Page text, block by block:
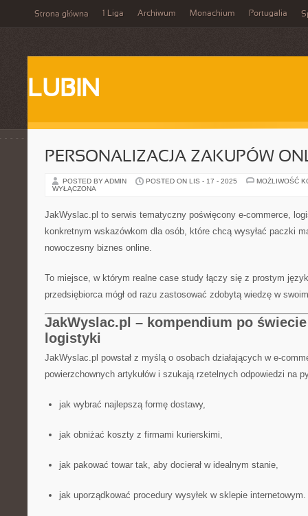
Strona główna 1 Liga Archiwum Monachium Portugalia
LUBIN
PERSONALIZACJA ZAKUPÓW
POSTED BY ADMIN POSTED ON LIS - 17 - 2025
MOŻLIWOŚĆ
WYŁĄCZONA
JakWyslac.pl to serwis tematyczny poświęcony e-commerce,
konkretnym wskazówkom dla osób, które chcą wysyłać paczki
nowoczesny biznes online.
To miejsce, w którym realne case study łączy się z prostym
przedsiębiorca mógł od razu zastosować zdobytą wiedzę w
JakWyslac.pl – kompendium po
logistyki
JakWyslac.pl powstał z myślą o osobach działających w e-
powierzchownych artykułów i szukają rzetelnych odpowiedzi na
jak wybrać najlepszą formę dostawy,
jak obniżać koszty z firmami kurierskimi,
jak pakować towar tak, aby docierał w idealnym stanie,
jak uporządkować procedury wysyłek w sklepie internetowym.